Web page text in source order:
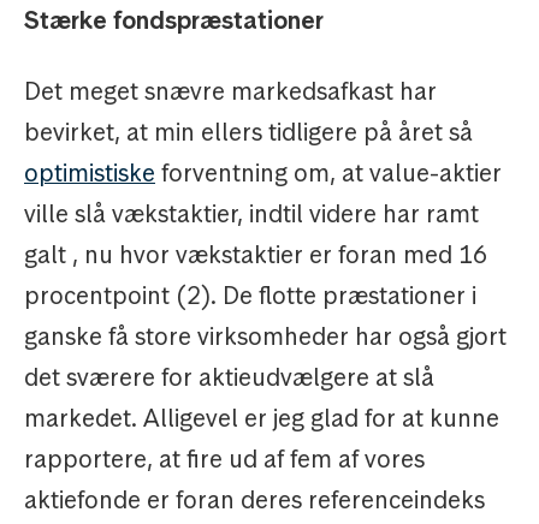
Stærke fondspræstationer
Det meget snævre markedsafkast har
bevirket, at min ellers tidligere på året så
optimistiske forventning om, at value-aktier
ville slå vækstaktier, indtil videre har ramt
galt , nu hvor vækstaktier er foran med 16
procentpoint (2). De flotte præstationer i
ganske få store virksomheder har også gjort
det sværere for aktieudvælgere at slå
markedet. Alligevel er jeg glad for at kunne
rapportere, at fire ud af fem af vores
aktiefonde er foran deres referenceindeks